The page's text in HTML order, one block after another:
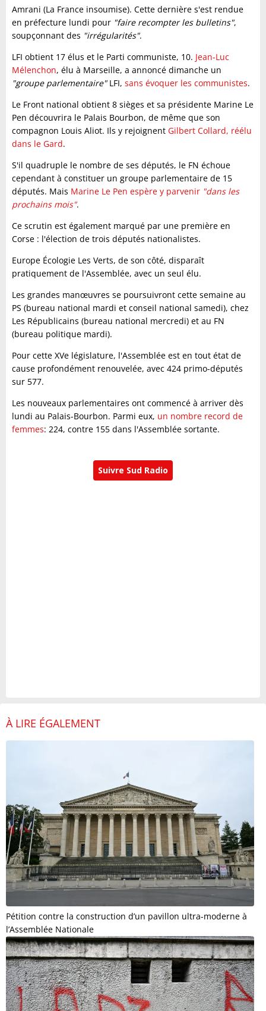
Amrani (La France insoumise). Cette dernière s'est rendue
en préfecture lundi pour "faire recompter les bulletins",
soupçonnant des "irrégularités".
LFI obtient 17 élus et le Parti communiste, 10. Jean-Luc
Mélenchon, élu à Marseille, a annoncé dimanche un
"groupe parlementaire"LFI, sans évoquer les communistes.
Le Front national obtient 8 sièges et sa présidente Marine Le
Pen découvrira le Palais Bourbon, de même que son
compagnon Louis Aliot. Ils y rejoignent Gilbert Collard, réélu
dans le Gard.
S'il quadruple le nombre de ses députés, le FN échoue
cependant à constituer un groupe parlementaire de 15
députés. Mais Marine Le Pen espère y parvenir "dans les
prochains mois".
Ce scrutin est également marqué par une première en
Corse : l'élection de trois députés nationalistes.
Europe Écologie Les Verts, de son côté, disparaît
pratiquement de l'Assemblée, avec un seul élu.
Les grandes manœuvres se poursuivront cette semaine au
PS (bureau national mardi et conseil national samedi), chez
Les Républicains (bureau national mercredi) et au FN
(bureau politique mardi).
Pour cette XVe législature, l'Assemblée est en tout état de
cause profondément renouvelée, avec 424 primo-députés
sur 577.
Les nouveaux parlementaires ont commencé à arriver dès
lundi au Palais-Bourbon. Parmi eux, un nombre record de
femmes: 224, contre 155 dans l'Assemblée sortante.
Suivre Sud Radio
À LIRE ÉGALEMENT
Pétition contre la construction d’un pavillon ultra-moderne à
l’Assemblée Nationale